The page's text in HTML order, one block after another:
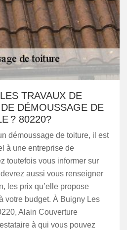
TRAVAUX DE
DÉMOUSSAGE DE
? 80220?
démoussage de toiture, il est
à une entreprise de
toutefois vous informer sur
aussi vous renseigner
les prix qu’elle propose
votre budget. À Buigny Les
Alain Couverture
à qui vous pouvez